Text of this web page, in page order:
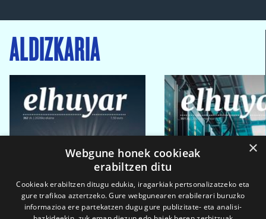
ALDIZKARIA
×
Webgune honek cookieak
erabiltzen ditu
Cookieak erabiltzen ditugu edukia, iragarkiak pertsonalizatzeko eta
gure trafikoa aztertzeko. Gure webgunearen erabilerari buruzko
informazioa ere partekatzen dugu gure publizitate- eta analisi-